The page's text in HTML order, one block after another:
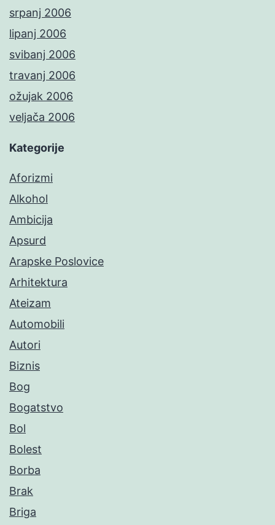
srpanj 2006
lipanj 2006
svibanj 2006
travanj 2006
ožujak 2006
veljača 2006
Kategorije
Aforizmi
Alkohol
Ambicija
Apsurd
Arapske Poslovice
Arhitektura
Ateizam
Automobili
Autori
Biznis
Bog
Bogatstvo
Bol
Bolest
Borba
Brak
Briga